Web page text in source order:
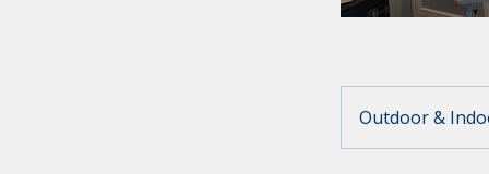
Outdoor &